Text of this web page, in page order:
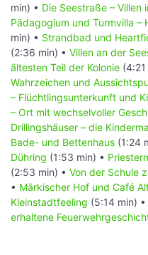
min) • Die Seestraße – Villen
Pädagogium und Turmvilla –
min) • Strandbad und
(2:36 min) • Villen an der
ältesten Teil der Kolonie (4:21
Wahrzeichen und
– Flüchtlingsunterkunft und
– Ort mit wechselvoller
Drillingshäuser – die
Bade- und Bettenhaus (1:24
Dühring (1:53 min) •
(2:53 min) • Von der Schule
• Märkischer Hof und Café
Kleinstadtfeeling (5:14 min) •
erhaltene